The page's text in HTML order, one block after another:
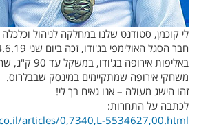
לי קוכמן, סטודנט שלנו במחלקה לניהול
באליפות אירופה
משחקי אירופה שמתקיימים במינסק שבבלרוס.
זהו הישג מעולה – אנו גאים בך לי!
לכתבה על התחרות:
articles/0,7340,L-5534627,00.html